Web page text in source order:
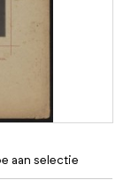
aan selectie